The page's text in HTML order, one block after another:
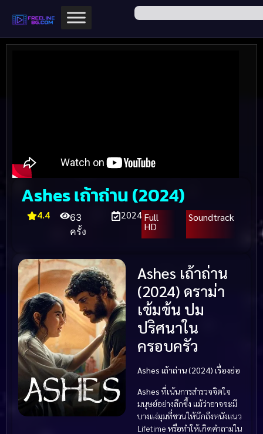
Ashes เถ้าถ่าน (2024)
4.4
63
ครั้ง
2024Full
HD
Soundtrack
Ashes เถ้าถ่าน
(2024) ดราม่า
เข้มข้น ปม
ปริศนาใน
ครอบครัว
Ashes เถ้าถ่าน (2024) เรื่องย่อ
Ashes ที่เน้นการสำรวจจิตใจ
มนุษย์อย่างลึกซึ้ง แม้ว่าอาจจะมี
บางแง่มุมที่ชวนให้นึกถึงหนังแนว
Lifetime หรือทำให้เกิดคำถามใน